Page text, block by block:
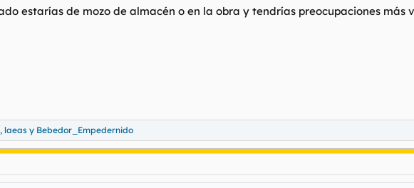
estarías de mozo de almacén o en la obra y tendrías preocupaciones más
, laeas y Bebedor_Empedernido